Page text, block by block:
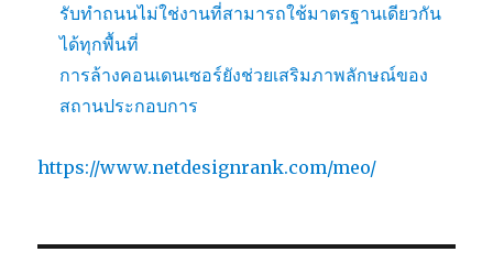
รับทำถนนไม่ใช่งานที่สามารถใช้มาตรฐานเดียวกัน
ได้ทุกพื้นที่
การล้างคอนเดนเซอร์ยังช่วยเสริมภาพลักษณ์ของ
สถานประกอบการ
https://www.netdesignrank.com/meo/